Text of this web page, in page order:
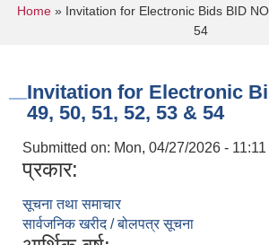
You are here
Home » Invitation for Electronic Bids BID
54
Invitation for Electronic
49, 50, 51, 52, 53 & 54
Submitted on: Mon, 04/27/2026 - 11:11
प्रकार:
सूचना तथा समाचार
सार्वजनिक खरीद / बोलपत्र सूचना